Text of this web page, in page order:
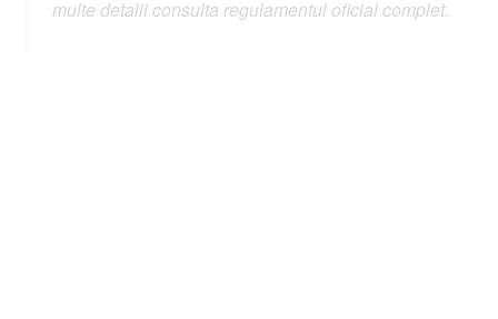
multe detalii consulta regulamentul oficial complet.